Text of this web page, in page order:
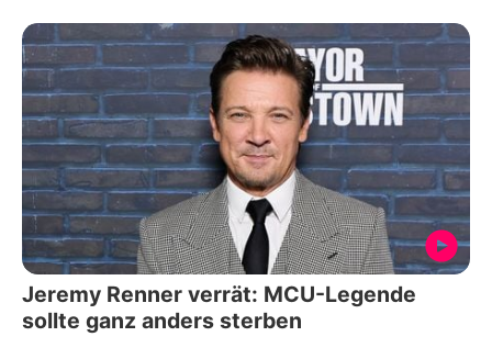
Jeremy Renner verrät: MCU-Legende
sollte ganz anders sterben